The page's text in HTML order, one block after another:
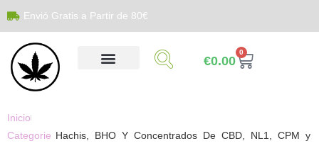
Envió Gratis a Partir de 80€
€0.00
0
Inicio
Categorie Hachis, BHO Y Concentrados De CBD, NL1, CPM y